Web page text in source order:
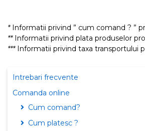
Intrebari frecvente
Comanda online
Cum comand?
Cum platesc ?
* Informatii privind ” cum comand ? ”
** Informatii privind plata produselor
*** Informatii privind taxa transportului